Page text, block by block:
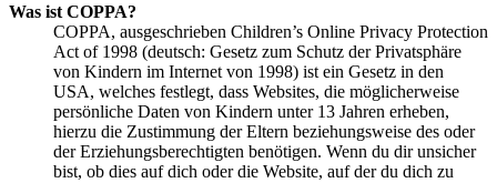
Was ist COPPA?
COPPA, ausgeschrieben Children’s Online Privacy Protection
Act of 1998 (deutsch: Gesetz zum Schutz der Privatsphäre
von Kindern im Internet von 1998) ist ein Gesetz in den
USA, welches festlegt, dass Websites, die möglicherweise
persönliche Daten von Kindern unter 13 Jahren erheben,
hierzu die Zustimmung der Eltern beziehungsweise des oder
der Erziehungsberechtigten benötigen. Wenn du dir unsicher
bist, ob dies auf dich oder die Website, auf der du dich zu